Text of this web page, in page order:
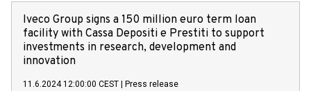
Iveco Group signs a 150 million euro term loan
facility with Cassa Depositi e Prestiti to support
investments in research, development and
innovation
11.6.2024 12:00:00 CEST Press release